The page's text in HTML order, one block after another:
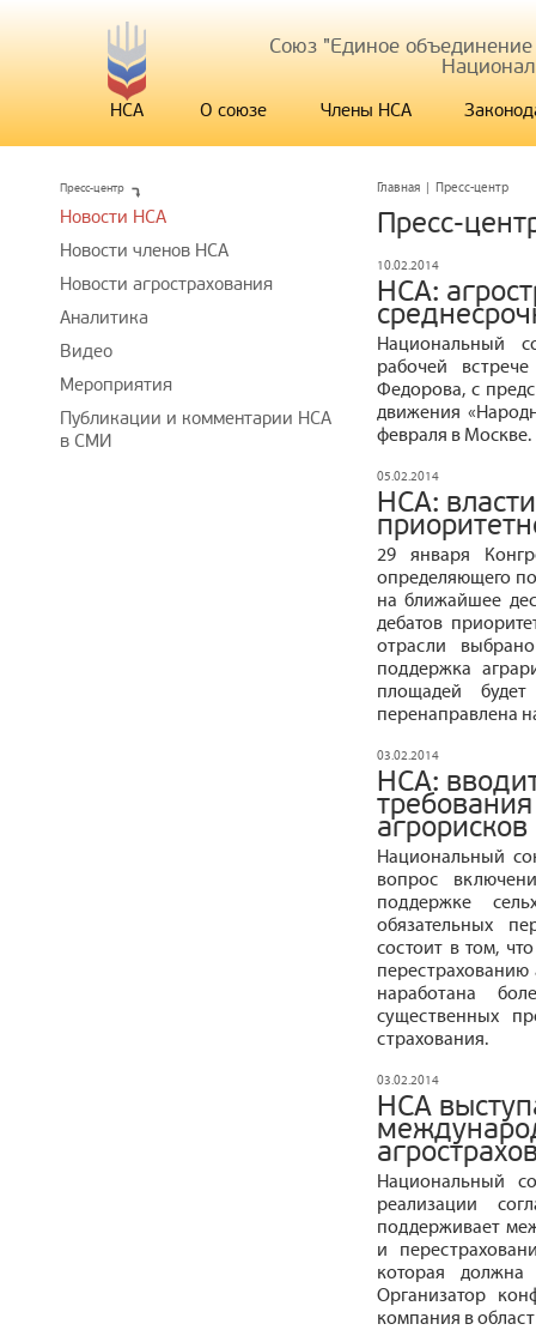
Союз "Единое
НСА О союзе Члены НСА
Главная | Пресс-центр
Пресс-
10.02.2014
НСА:
Национальный
рабочей
Федорова, с
движения
февраля в Москве.
05.02.2014
НСА:
29 января
определяющего
на ближайшее
дебатов
отрасли
поддержка
площадей
перенаправлена
03.02.2014
НСА:
Национальный
вопрос
поддержке
обязательных
состоит в том,
перестрахованию
наработана
существенных
страхования.
03.02.2014
НСА
Национальный
реализации
поддерживает
и
которая
Организатор
компания в
Пресс-центр
Новости НСА
Новости членов НСА
Новости агрострахования
Аналитика
Видео
Мероприятия
Публикации и комментарии НСА
в СМИ